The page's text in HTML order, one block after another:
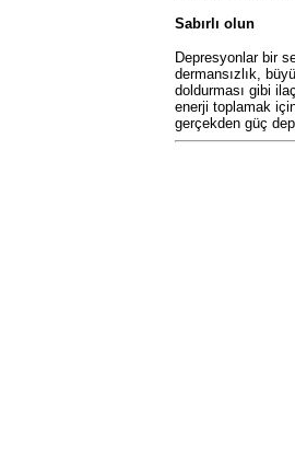
Sabırl ı olun
Depresyonlar bir
dermansızlık,
doldurması gibi
enerji toplamak
gerçekden güç